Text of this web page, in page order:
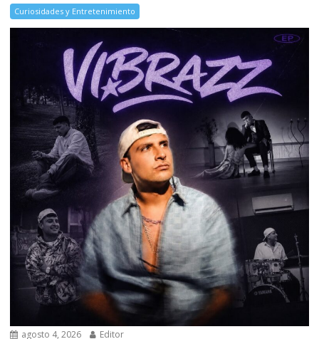
Curiosidades y Entretenimiento
agosto 4, 2026 Editor